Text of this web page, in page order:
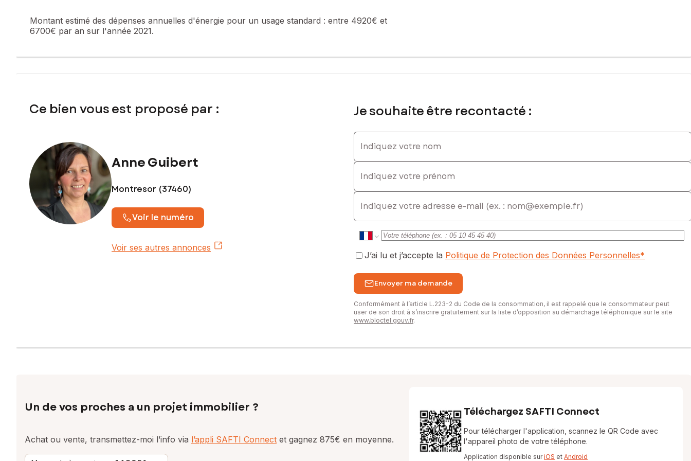
Montant estimé des dépenses annuelles d'énergie pour un usage standard : entre 4920€ et
6700€ par an sur l'année 2021.
Ce bien vous est proposé par :
Anne Guibert
Montresor (37460)
Voir le numéro
Voir ses autres annonces
Je souhaite être recontacté :
Indiquez votre nom
Indiquez votre prénom
E-mail
J’ai lu et j’accepte la Politique de Protection des Données Personnelles*
Envoyer ma demande
Conformément à l’article L.223-2 du Code de la consommation, il est rappelé que le consommateur peut
user de son droit à s’inscrire gratuitement sur la liste d’opposition au démarchage téléphonique sur le site
www.bloctel.gouv.fr.
Un de vos proches a un projet immobilier ?
Achat ou vente, transmettez-moi l’info via l’appli SAFTI Connect et gagnez 875€ en moyenne.
Téléchargez SAFTI Connect
Pour télécharger l'application, scannez le QR Code avec
l'appareil photo de votre téléphone.
Application disponible suriOS et Android